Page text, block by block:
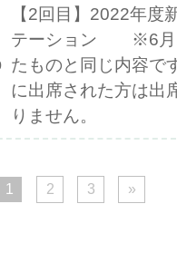
【2回目】2022年度
テーション ※6月1
たものと同じ内容で
に出席された方は出
りません。
1 2 3 »